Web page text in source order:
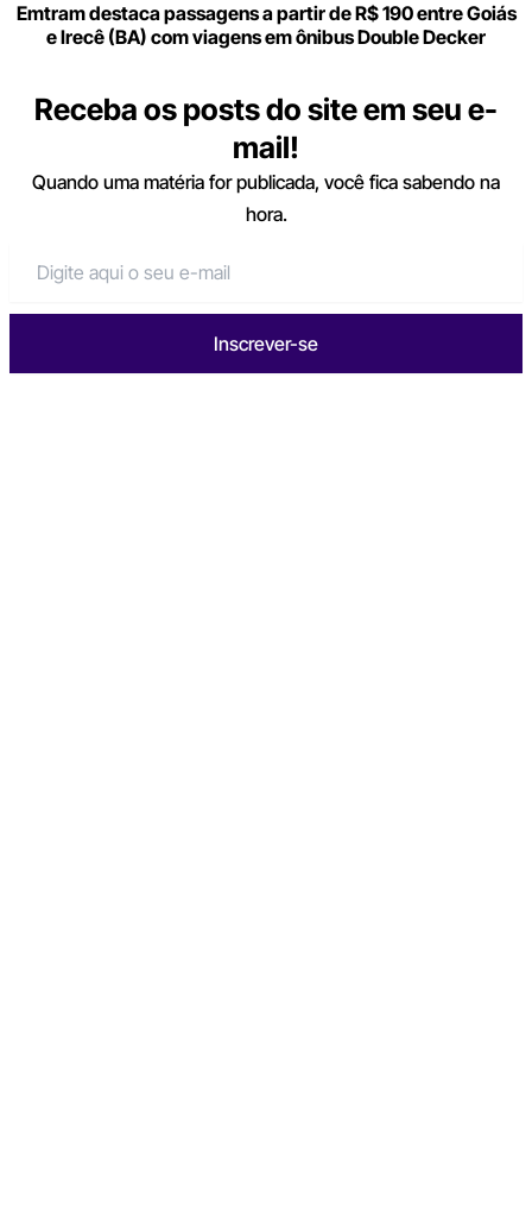
Emtram destaca passagens a partir de R$ 190 entre Goiás
e Irecê (BA) com viagens em ônibus Double Decker
Receba os posts do site em seu e-
mail!
Quando uma matéria for publicada, você fica sabendo na
hora.
Inscrever-se